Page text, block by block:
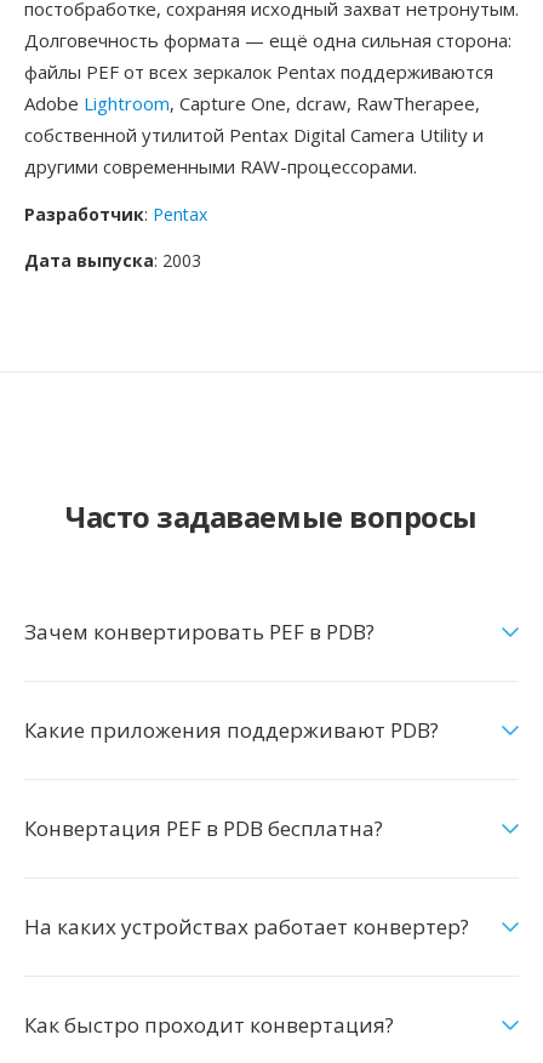
постобработке, сохраняя исходный захват нетронутым.
Долговечность формата — ещё одна сильная сторона:
файлы PEF от всех зеркалок Pentax поддерживаются
Adobe Lightroom, Capture One, dcraw, RawTherapee,
собственной утилитой Pentax Digital Camera Utility и
другими современными RAW-процессорами.
Разработчик: Pentax
Дата выпуска: 2003
Часто задаваемые вопросы
Зачем конвертировать PEF в PDB?
Какие приложения поддерживают PDB?
Конвертация PEF в PDB бесплатна?
На каких устройствах работает конвертер?
Как быстро проходит конвертация?